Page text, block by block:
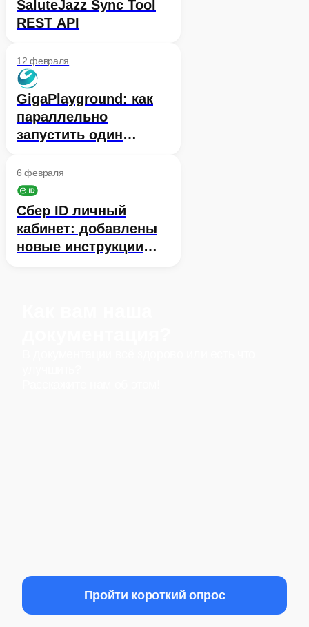
SaluteJazz Sync Tool
REST API
12 февраля
GigaPlayground: как
параллельно
запустить один
моделях, чтобы
оценить их ответы
6 февраля
Сбер ID личный
кабинет: добавлены
новые инструкции
Пройти короткий опрос